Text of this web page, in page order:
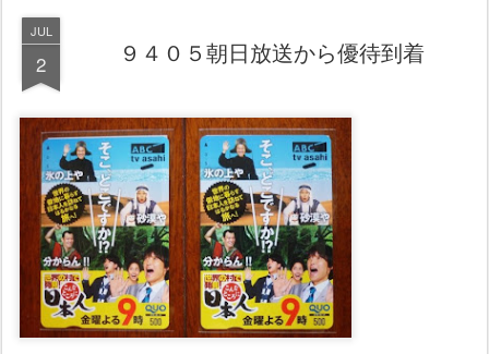
JUL
2 ９４０５朝日放送から優待到着